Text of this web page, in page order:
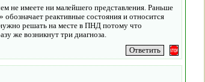
не имеете ни малейшего представления. Раньше
реактивные состояния и относится
решать на месте в ПНД потому что
же возникнут три диагноза.